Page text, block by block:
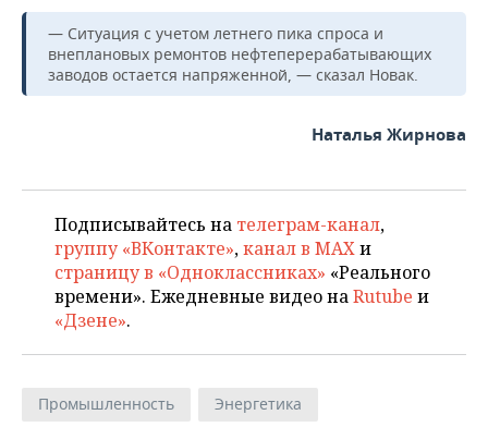
— Ситуация с учетом летнего пика спроса и
внеплановых ремонтов нефтеперерабатывающих
заводов остается напряженной, — сказал Новак.
Наталья Жирнова
Подписывайтесь на телеграм-канал,
группу «ВКонтакте»,канал в MAXи
страницу в «Одноклассниках» «Реального
времени». Ежедневные видео наRutube и
«Дзене».
Промышленность Энергетика